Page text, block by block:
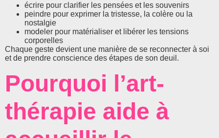
écrire pour clarifier les pensées et les souvenirs
peindre pour exprimer la tristesse, la colère ou la
nostalgie
modeler pour matérialiser et libérer les tensions
corporelles
Chaque geste devient une manière de se reconnecter à soi
et de prendre conscience des étapes de son deuil.
Pourquoi l’art-
thérapie aide à